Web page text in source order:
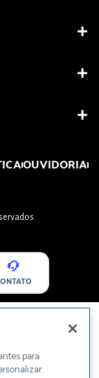
OUVIDORIA
para